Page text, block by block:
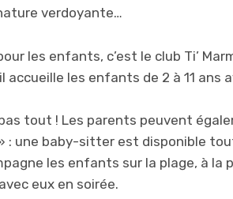
verdoyante…
les enfants, c’est le club Ti’
accueille les enfants de 2 à 11 ans
pas tout ! Les parents peuvent
: une baby-sitter est disponible
les enfants sur la plage, à la
eux en soirée.